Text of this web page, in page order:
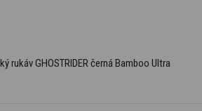
rukáv GHOSTRIDER černá Bamboo Ultra